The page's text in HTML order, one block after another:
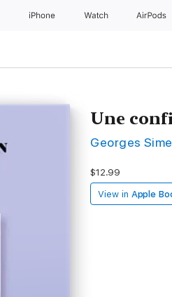
iPhone Watch AirPods
Une
Georges
$12.99
View in Apple